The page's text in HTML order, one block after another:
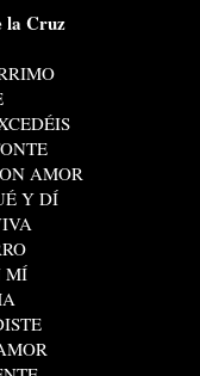
la Cruz
AMOR
Y DÍ
MÍ